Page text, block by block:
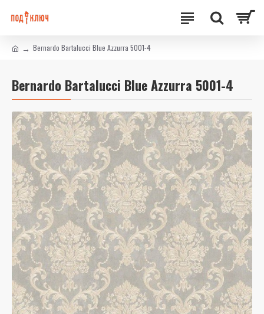
Bernardo Bartalucci Blue Azzurra 5001-4
Bernardo Bartalucci Blue Azzurra 5001-4